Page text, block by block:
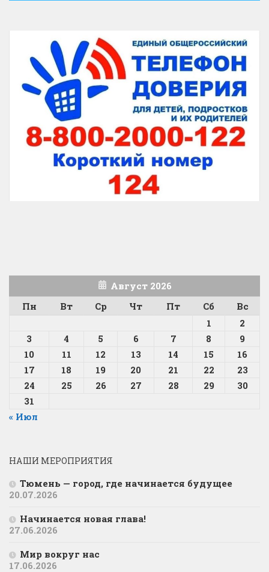
Август 2026
Пн
Вт Ср Чт Пт Сб
Вс
1
2
3
4 5 6 7 8
9
10
11 12 13 14 15
16
17
18 19 20 21 22
23
24
25 26 27 28 29
30
31
« Июл
НАШИ МЕРОПРИЯТИЯ
Тюмень — город, где начинается будущее
20.07.2026
Начинается новая глава!
27.06.2026
Мир вокруг нас
17.06.2026